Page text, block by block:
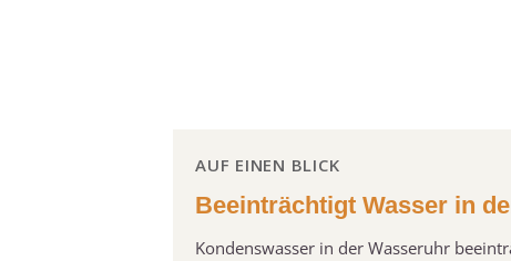
AUF EINEN BLICK
Beeinträchtigt Wasser in
Kondenswasser in der Wasseruhr